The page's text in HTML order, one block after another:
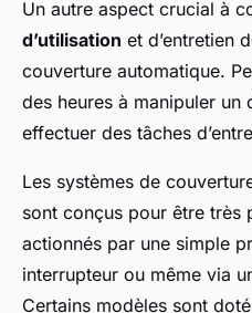
Un autre aspect crucial à
d’utilisation et d’entretien
couverture automatique.
des heures à manipuler
effectuer des tâches
Les systèmes de
sont conçus pour être très
actionnés par une simple
interrupteur ou même via
Certains modèles sont